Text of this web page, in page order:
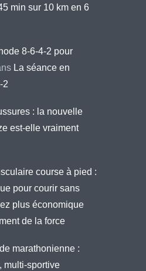
min sur 10 km en 6
8-6-4-2 pour
La séance en
2
: la nouvelle
est-elle vraiment
course à pied :
pour courir sans
plus économique
de la force
marathonienne :
multi-sportive